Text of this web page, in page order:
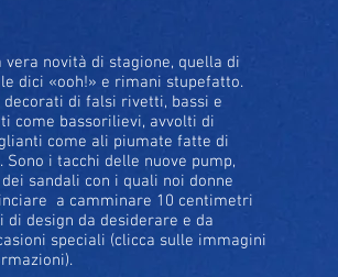
vera novità di stagione, quella di
dici «ooh!» e rimani stupefatto.
decorati di falsi rivetti, bassi e
come bassorilievi, avvolti di
come ali piumate fatte di
i tacchi delle nuove pump,
sandali con i quali noi donne
a camminare 10 centimetri
di design da desiderare e da
speciali (clicca sulle immagini